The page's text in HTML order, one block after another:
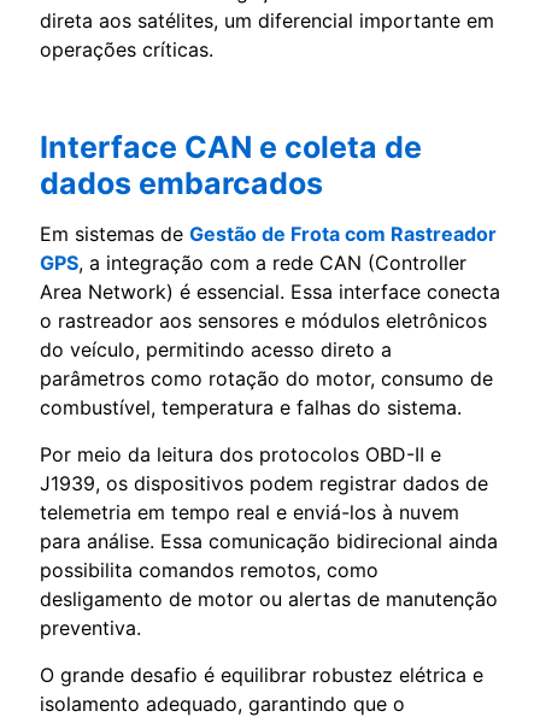
direta aos satélites, um diferencial importante em
operações críticas.
Interface CAN e coleta de
dados embarcados
Em sistemas de Gestão de Frota com Rastreador
GPS, a integração com a rede CAN (Controller
Area Network) é essencial. Essa interface conecta
o rastreador aos sensores e módulos eletrônicos
do veículo, permitindo acesso direto a
parâmetros como rotação do motor, consumo de
combustível, temperatura e falhas do sistema.
Por meio da leitura dos protocolos OBD-II e
J1939, os dispositivos podem registrar dados de
telemetria em tempo real e enviá-los à nuvem
para análise. Essa comunicação bidirecional ainda
possibilita comandos remotos, como
desligamento de motor ou alertas de manutenção
preventiva.
O grande desafio é equilibrar robustez elétrica e
isolamento adequado, garantindo que o